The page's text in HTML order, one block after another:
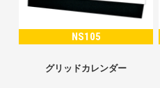
NS105
グリッドカレンダー